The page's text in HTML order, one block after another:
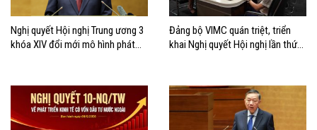
Nghị quyết Hội nghị Trung ương 3
khóa XIV đổi mới mô hình phát
Đảng bộ VIMC quán triệt, triển
khai Nghị quyết Hội nghị lần thứ